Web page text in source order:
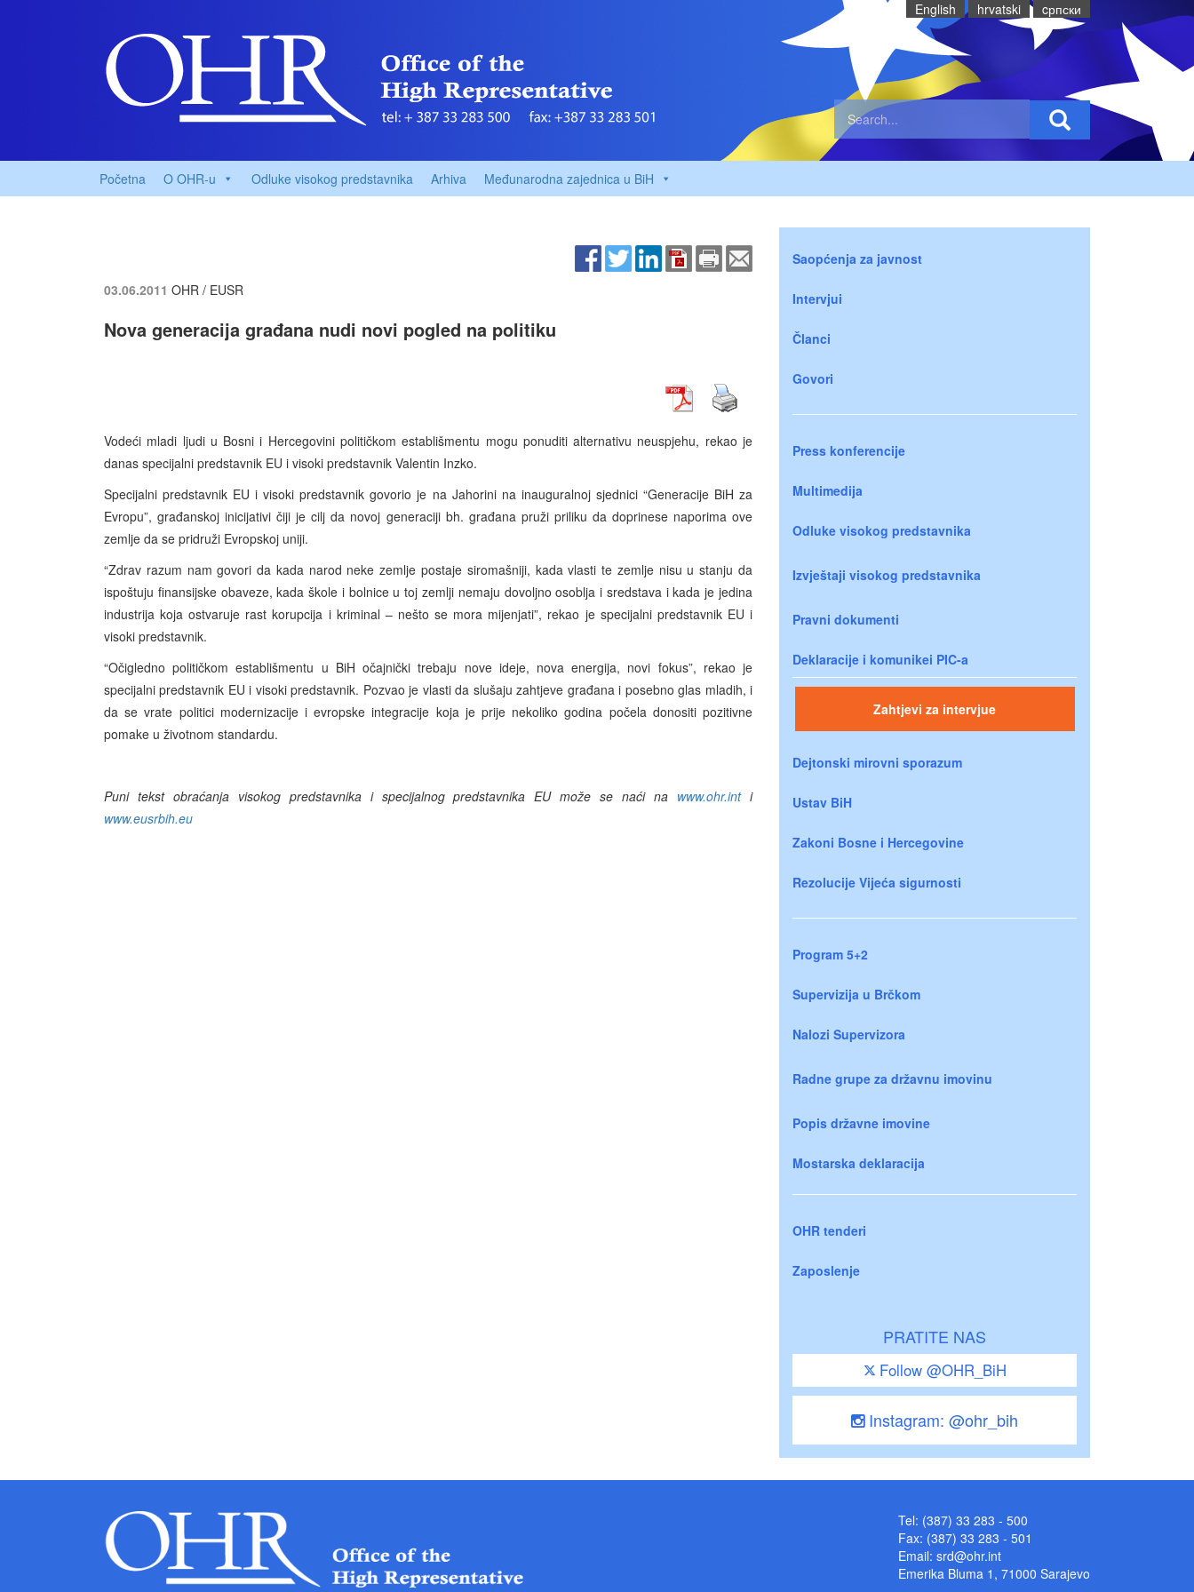
English hrvatski cрпски
Početna O OHR-u Odluke visokog predstavnika Arhiva Međunarodna zajednica u BiH
03.06.2011 OHR / EUSR
Nova generacija građana nudi novi pogled na politiku
Vodeći mladi ljudi u Bosni i Hercegovini političkom establišmentu mogu ponuditi alternativu neuspjehu, rekao je
danas specijalni predstavnik EU i visoki predstavnik Valentin Inzko.
Specijalni predstavnik EU i visoki predstavnik govorio je na Jahorini na inauguralnoj sjednici “Generacije BiH za
Evropu”, građanskoj inicijativi čiji je cilj da novoj generaciji bh. građana pruži priliku da doprinese naporima ove
zemlje da se pridruži Evropskoj uniji.
“Zdrav razum nam govori da kada narod neke zemlje postaje siromašniji, kada vlasti te zemlje nisu u stanju da
ispoštuju finansijske obaveze, kada škole i bolnice u toj zemlji nemaju dovoljno osoblja i sredstava i kada je jedina
industrija koja ostvaruje rast korupcija i kriminal – nešto se mora mijenjati”, rekao je specijalni predstavnik EU i
visoki predstavnik.
“Očigledno političkom establišmentu u BiH očajnički trebaju nove ideje, nova energija, novi fokus”, rekao je
specijalni predstavnik EU i visoki predstavnik. Pozvao je vlasti da slušaju zahtjeve građana i posebno glas mladih, i
da se vrate politici modernizacije i evropske integracije koja je prije nekoliko godina počela donositi pozitivne
pomake u životnom standardu.
Puni tekst obraćanja visokog predstavnika i specijalnog predstavnika EUmože se naći na www.ohr.inti
www.eusrbih.eu
Saopćenja za javnost
Intervjui
Članci
Govori
Press konferencije
Multimedija
Odluke visokog predstavnika
Izvještaji visokog predstavnika
Pravni dokumenti
Deklaracije i komunikei PIC-a
Zahtjevi za intervjue
Dejtonski mirovni sporazum
Ustav BiH
Zakoni Bosne i Hercegovine
Rezolucije Vijeća sigurnosti
Program 5+2
Supervizija u Brčkom
Nalozi Supervizora
Radne grupe za državnu imovinu
Popis državne imovine
Mostarska deklaracija
OHR tenderi
Zaposlenje
PRATITE NAS
Follow @OHR_BiH
Instagram: @ohr_bih
Tel: (387) 33 283 - 500
Fax: (387) 33 283 - 501
Email: srd@ohr.int
Emerika Bluma 1, 71000 Sarajevo